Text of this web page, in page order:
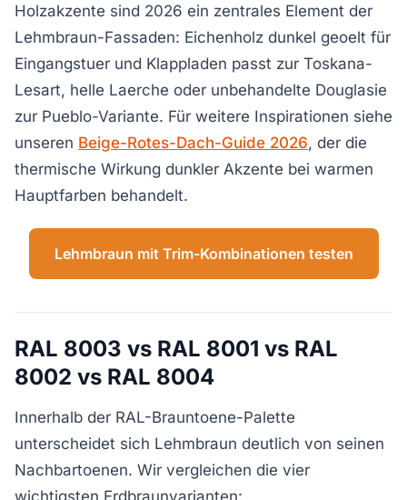
Holzakzente sind 2026 ein zentrales Element der
Lehmbraun-Fassaden: Eichenholz dunkel geoelt für
Eingangstuer und Klappladen passt zur Toskana-
Lesart, helle Laerche oder unbehandelte Douglasie
zur Pueblo-Variante. Für weitere Inspirationen siehe
unseren Beige-Rotes-Dach-Guide 2026, der die
thermische Wirkung dunkler Akzente bei warmen
Hauptfarben behandelt.
Lehmbraun mit Trim-Kombinationen testen
RAL 8003 vs RAL 8001 vs RAL
8002 vs RAL 8004
Innerhalb der RAL-Brauntoene-Palette
unterscheidet sich Lehmbraun deutlich von seinen
Nachbartoenen. Wir vergleichen die vier
wichtigsten Erdbraunvarianten: